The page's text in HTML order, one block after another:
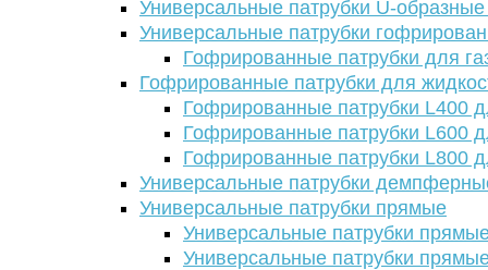
Универсальные патрубки U-
Универсальные патрубки
Гофрированные патрубки для
Гофрированные патрубки для
Гофрированные патрубки L400
Гофрированные патрубки L600
Гофрированные патрубки L800
Универсальные патрубки
Универсальные патрубки прямые
Универсальные патрубки
Универсальные патрубки